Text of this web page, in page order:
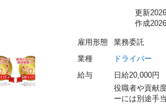
更新
作成
雇用形態
業務委託
業種
ドライバー
給与
日給20,000円
役職者や貢献
ーには別途手